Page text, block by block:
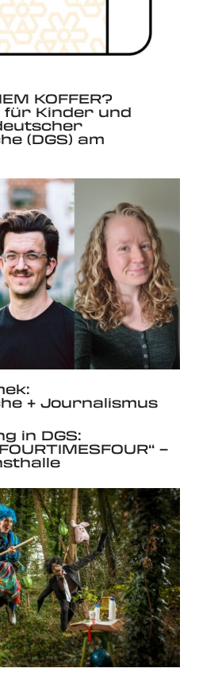
KOFFER?
Kinder und
(DGS) am
+ Journalismus
in DGS:
–